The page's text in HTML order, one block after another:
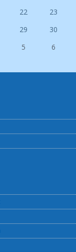
22
23
29
30
5 6